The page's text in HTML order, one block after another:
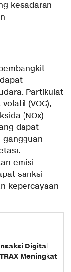
kesadaran
Partikulat
(VOC),
(NOx)
dapat
gangguan
emisi
sanksi
kepercayaan
Digital
Meningkat